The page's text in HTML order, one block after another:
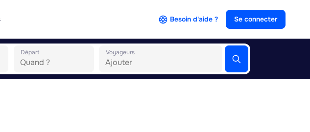
Besoin d'aide ? Se connecter
Départ Voyageurs